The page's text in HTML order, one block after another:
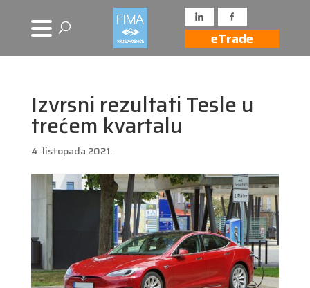
eTrade
Izvrsni rezultati Tesle u
trećem kvartalu
4. listopada 2021.